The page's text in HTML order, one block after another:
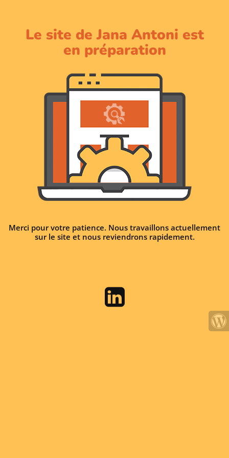
Le site de Jana Antoni est
en préparation
Merci pour votre patience. Nous travaillons actuellement
sur le site et nous reviendrons rapidement.